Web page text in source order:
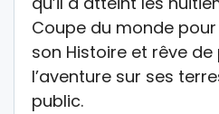
Coupe du monde
son Histoire et rêve
l’aventure sur ses
public.